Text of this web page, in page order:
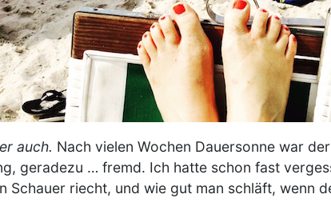
auch. Nach vielen Wochen Dauersonne war
geradezu … fremd. Ich hatte schon fast
Schauer riecht, und wie gut man schläft, wenn